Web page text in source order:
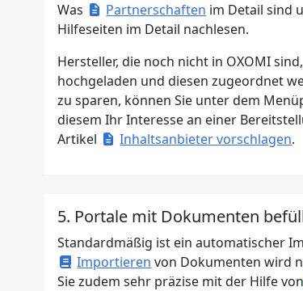
Was
Partnerschaften im Detail sind
Hilfeseiten im Detail nachlesen.
Hersteller, die noch nicht in OXOMI
hochgeladen und diesen zugeordnet
zu sparen, können Sie unter dem
diesem Ihr Interesse an einer
Artikel
Inhaltsanbieter vorschlagen.
5. Portale mit Dokumenten
Standardmäßig ist ein automatischer
Importieren von Dokumenten wird
Sie zudem sehr präzise mit der Hilfe von